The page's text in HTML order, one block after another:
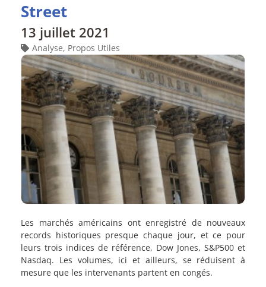
Street
13 juillet 2021
Analyse, Propos Utiles
Les marchés américains ont enregistré de nouveaux
records historiques presque chaque jour, et ce pour
leurs trois indices de référence, Dow Jones, S&P500 et
Nasdaq. Les volumes, ici et ailleurs, se réduisent à
mesure que les intervenants partent en congés.